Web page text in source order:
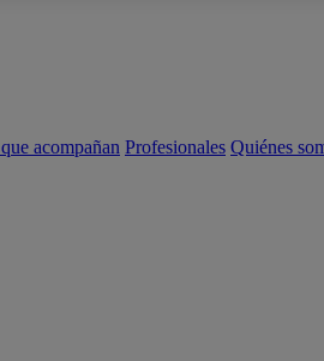
acompañan Profesionales Quiénes